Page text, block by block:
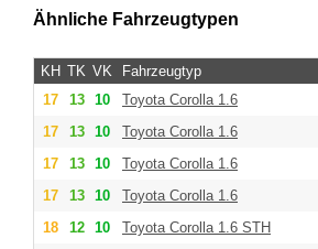
Ähnliche Fahrzeugtypen
KH TK VK Fahrzeugtyp
17
13 10 Toyota Corolla 1.6
17
13 10 Toyota Corolla 1.6
17
13 10 Toyota Corolla 1.6
17
13 10 Toyota Corolla 1.6
18
12 10 Toyota Corolla 1.6 STH